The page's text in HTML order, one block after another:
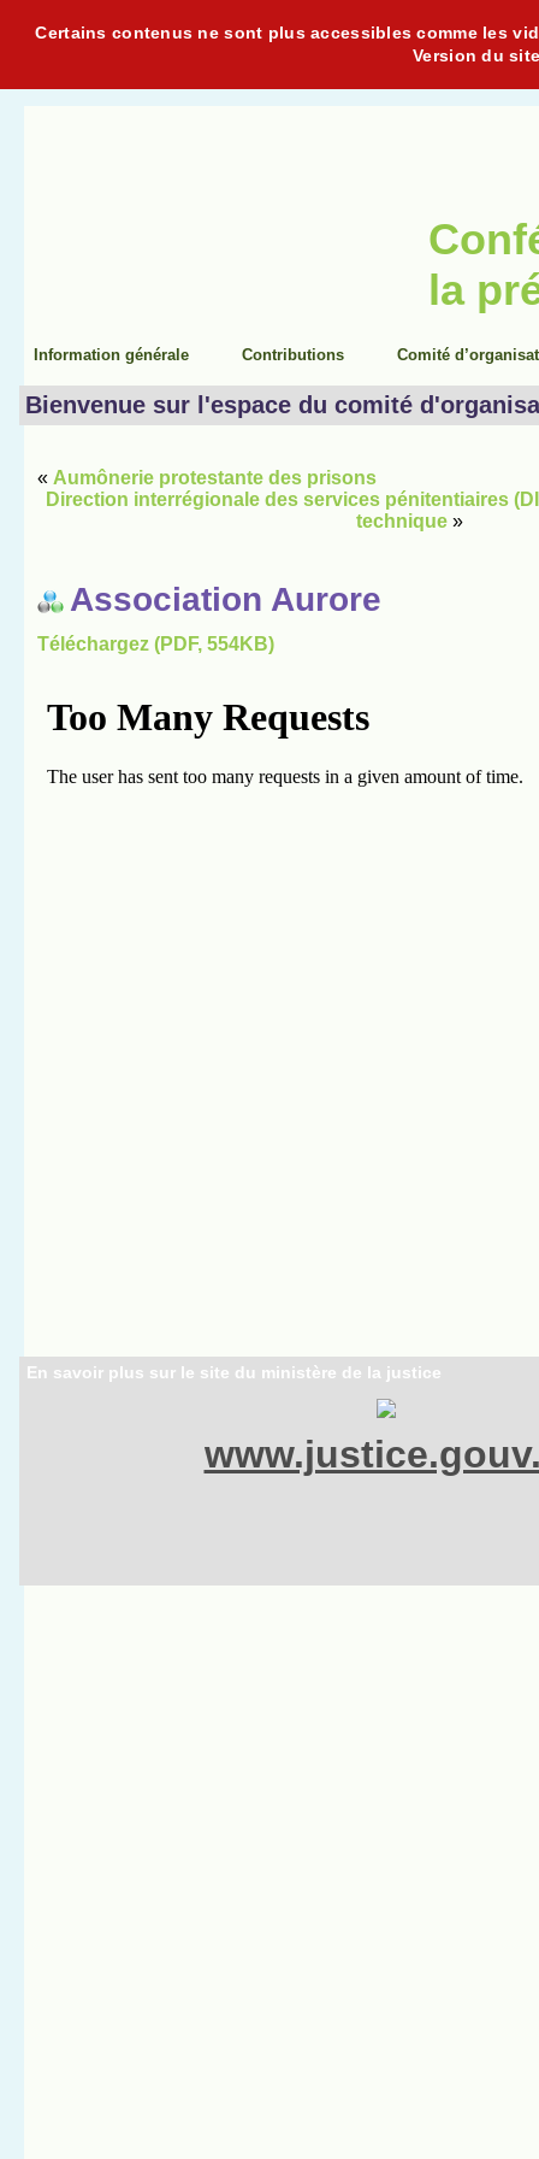
Certains contenus ne sont plus accessibles comme les
Version du
la
Information générale Contributions Comité
Bienvenue sur l'espace du comité
« Aumônerie protestante des prisons
Direction interrégionale des services pénitentiaires
technique»
Association Aurore
Téléchargez (PDF, 554KB)
En savoir plus sur le site du ministère de la justice